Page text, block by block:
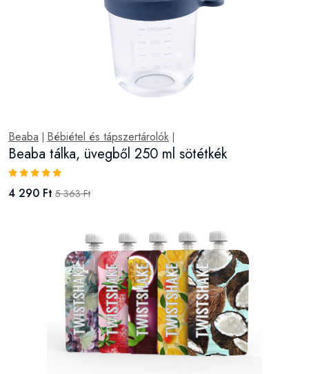
Beaba Bébiétel és tápszertárolók
Beaba tálka, üvegből 250 ml sötétkék
4 290 Ft 5 363 Ft